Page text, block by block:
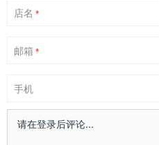
店名 *
邮箱 *
手机